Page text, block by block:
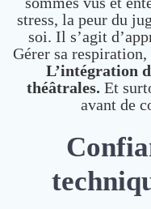
stress, la peur du
soi. Il s’agit
Gérer sa
L’intégration
théâtrales. Et
avant de